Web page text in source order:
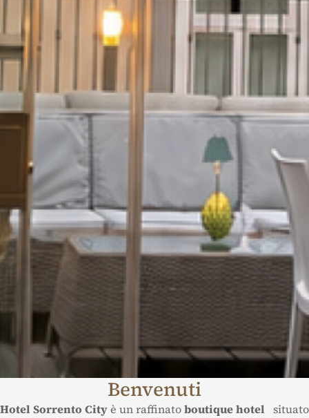
Benvenuti
Hotel Sorrento Cityè un raffinatoboutique hotel situato